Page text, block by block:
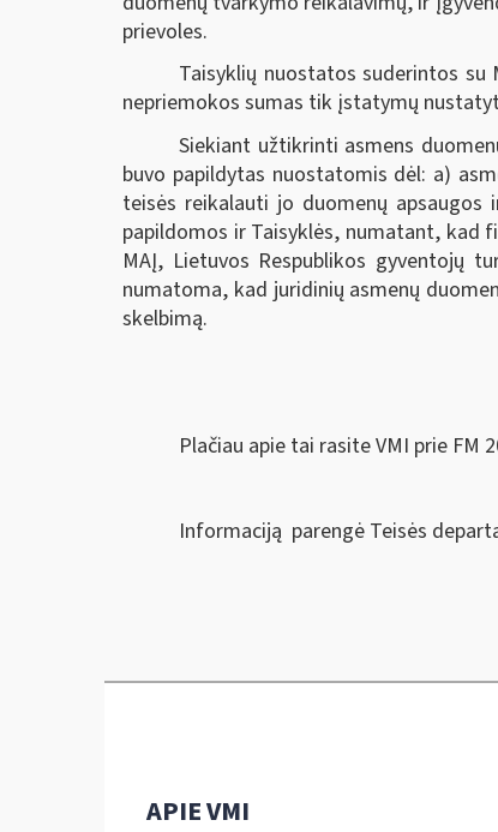
prievoles.
Taisyklių nuostatos suderintos
nepriemokos sumas tik įstatymų
Siekiant užtikrinti asmens
buvo papildytas nuostatomis dėl: a)
teisės reikalauti jo duomenų
papildomos ir Taisyklės, numatant, kad
MAĮ, Lietuvos Respublikos gyventojų
numatoma, kad juridinių asmenų
skelbimą.
Plačiau apie tai rasite VMI prie FM
Informaciją parengė Teisės
APIE VMI